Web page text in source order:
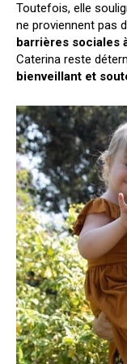
Toutefois, elle
ne proviennent pas
barrières sociales
Caterina reste
bienveillant et